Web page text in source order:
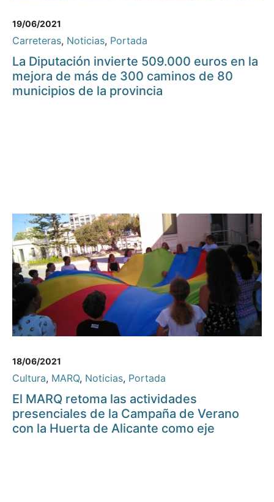
19/06/2021
Carreteras, Noticias, Portada
La Diputación invierte 509.000 euros en la
mejora de más de 300 caminos de 80
municipios de la provincia
18/06/2021
Cultura, MARQ, Noticias, Portada
El MARQ retoma las actividades
presenciales de la Campaña de Verano
con la Huerta de Alicante como eje